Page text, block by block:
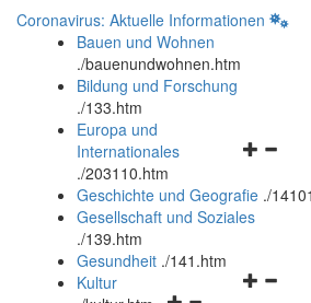
Coronavirus: Aktuelle Informationen
Bauen und Wohnen
./bauenundwohnen.htm
Bildung und Forschung
./133.htm
und
schließen
Europa und
Internationales
./203110.htm
Geschichte und Geografie ./
Gesellschaft und Soziales
./139.htm
Gesundheit ./141.htm
Kultur